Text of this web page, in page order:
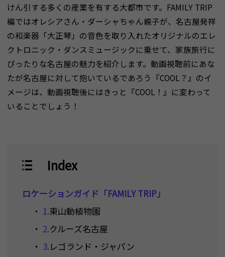
けん引する多くの産業を有する大都市です。FAMILY TRIP
編ではオレシアさん・ダーシャちゃん親子が、名古屋発祥
の和楽器「大正琴」の音色を取り入れたオリジナルのエレ
クトロニック・ダンスミュージックに乗せて、家族旅行に
ぴったりな名古屋の魅力を紹介します。動画視聴前にあな
たが名古屋に対して抱いているであろう『COOL？』のイ
メージは、動画視聴後にはきっと『COOL！』に変わって
いることでしょう！
Index
ロケーションガイド「FAMILY TRIP」
・ 1.東山動植物園
・ 2.クルーズ名古屋
・ 3. レゴランド・ジャパン